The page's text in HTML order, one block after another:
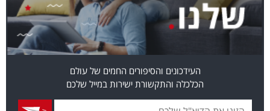
העידכונים והסיפורים החמים של עולם
הכלכלה והתקשורת ישירות במייל שלכם